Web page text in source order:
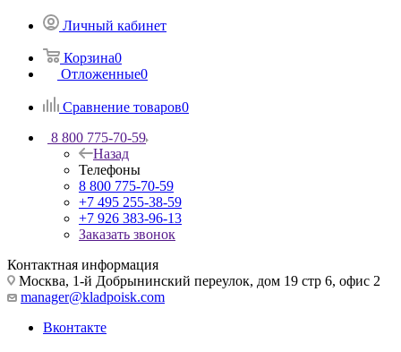
Личный кабинет
Корзина0
Отложенные0
Сравнение товаров0
8 800 775-70-59
Назад
Телефоны
8 800 775-70-59
+7 495 255-38-59
+7 926 383-96-13
Заказать звонок
Контактная информация
Москва, 1-й Добрынинский переулок, дом 19 стр 6, офис 2
manager@kladpoisk.com
Вконтакте